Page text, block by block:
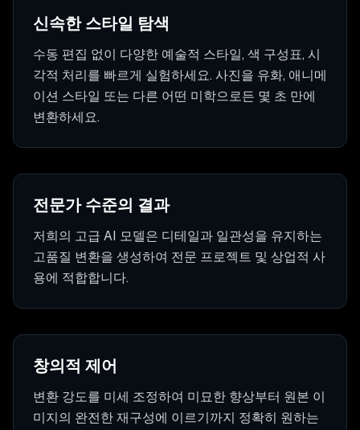
신속한 스타일 탐색
수동 편집 없이 다양한 예술적 스타일, 색 구성표, 시
각적 처리를 빠르게 실험하세요. 사진을 유화, 애니메
이션 스타일 또는 다른 어떤 미학으로든 몇 초 만에
변환하세요.
전문가 수준의 결과
저희의 고급 AI 모델은 디테일과 일관성을 유지하는
고품질 변환을 생성하여 전문 프로젝트 및 상업적 사
용에 적합합니다.
창의적 제어
변환 강도를 미세 조정하여 미묘한 향상부터 원본 이
미지의 완전한 재구성에 이르기까지 정확히 원하는